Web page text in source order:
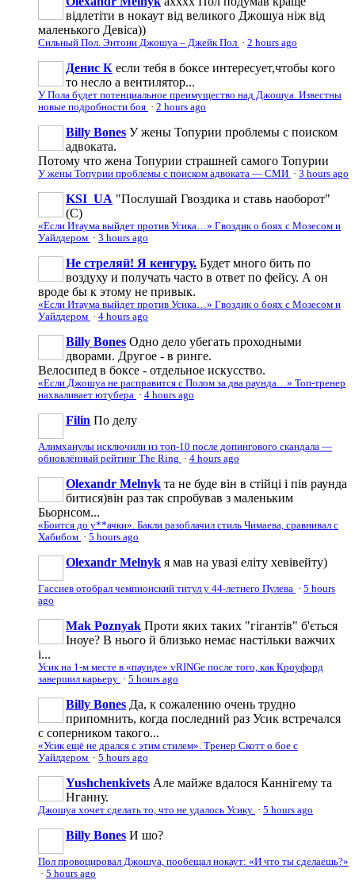
відлетіти в нокаут від великого Джошуа ніж від
маленького Девіса))
Сильный Пол. Энтони Джошуа – Джейк Пол · 2 hours ago
Денис К если тебя в боксе интересует,чтобы кого
то несло а вентилятор...
У Пола будет потенциальное преимущество над Джошуа. Известны
новые подробности боя · 2 hours ago
Billy Bones У жены Топурии проблемы с поиском
адвоката.
Потому что жена Топурии страшней самого Топурии
У жены Топурии проблемы с поиском адвоката — СМИ · 3 hours ago
KSI_UA "Послушай Гвоздика и ставь наоборот"
(С)
«Если Итаума выйдет против Усика…» Гвоздик о боях с Мозесом и
Уайлдером · 3 hours ago
Не стреляй! Я кенгуру. Будет много бить по
воздуху и получать часто в ответ по фейсу. А он
вроде бы к этому не привык.
«Если Итаума выйдет против Усика…» Гвоздик о боях с Мозесом и
Уайлдером · 4 hours ago
Billy Bones Одно дело убегать проходными
дворами. Другое - в ринге.
Велосипед в боксе - отдельное искусство.
«Если Джошуа не расправится с Полом за два раунда…» Топ-тренер
нахваливает ютубера · 4 hours ago
Filin По делу
Алимханулы исключили из топ-10 после допингового скандала —
обновлённый рейтинг The Ring · 4 hours ago
Olexandr Melnyk та не буде він в стійці і пів раунда
битися)він раз так спробував з маленьким
Бьорнсом...
«Боится до у**ачки». Бакли разоблачил стиль Чимаева, сравнивал с
Хабибом · 5 hours ago
Olexandr Melnyk я мав на увазі еліту хевівейту)
Гассиев отобрал чемпионский титул у 44-летнего Пулева · 5 hours
ago
Mak Poznyak Проти яких таких "гігантів" б'ється
Іноуе? В нього й близько немає настільки важчих
і...
Усик на 1-м месте в «паунде» vRINGe после того, как Кроуфорд
завершил карьеру · 5 hours ago
Billy Bones Да, к сожалению очень трудно
припомнить, когда последний раз Усик встречался
с соперником такого...
«Усик ещё не дрался с этим стилем». Тренер Скотт о бое с
Уайлдером · 5 hours ago
Yushchenkivets Але майже вдалося Каннігему та
Нганну.
Джошуа хочет сделать то, что не удалось Усику · 5 hours ago
Billy Bones И шо?
Пол провоцировал Джошуа, пообещал нокаут: «И что ты сделаешь?»
· 5 hours ago